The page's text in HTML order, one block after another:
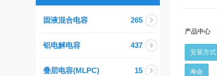
固液混合电容 265
铝电解电容 437
叠层电容(MLPC) 15
产品中心
安装方式
寿命